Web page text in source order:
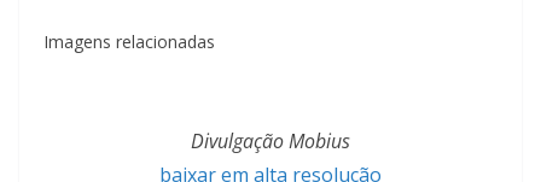
Imagens relacionadas
Divulgação Mobius
baixar em alta resolução